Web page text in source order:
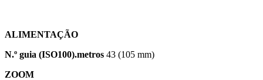
ALIMENTAÇÃO
N.º guia (ISO100).metros 43 (105 mm)
ZOOM